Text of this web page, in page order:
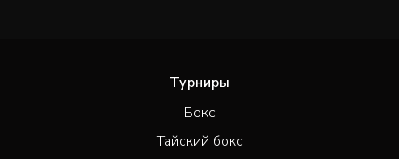
Турниры
Бокс
Тайский бокс